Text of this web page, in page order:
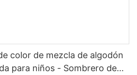
color de mezcla de algodón
para niños - Sombrero de